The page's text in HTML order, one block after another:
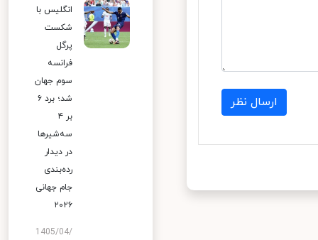
ارسال نظر
انگلیس با
شکست
پرگل
فرانسه
سوم جهان
شد؛ برد ۶
بر ۴
سه‌شیرها
در دیدار
رده‌بندی
جام جهانی
۲۰۲۶
1405/04/